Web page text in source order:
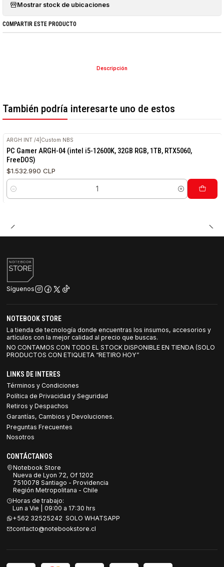
Mostrar stock de ubicaciones
COMPARTIR ESTE PRODUCTO
Descripción
También podría interesarte uno de estos
ARGH INT /4 Custom NBS
PC Gamer ARGH-04 (intel i5-12600K, 32GB RGB, 1TB, RTX5060,
FreeDOS)
$1.532.990 CLP
Cantidad
Síguenos
NOTEBOOK STORE
La tienda de tecnología donde encuentras los insumos, accesorios y
artículos con la mejor calidad al precio que buscas.
NO CONTAMOS CON TODO EL STOCK DISPONIBLE EN TIENDA (SOLO
PRODUCTOS CON ETIQUETA “RETIRO HOY”
LINKS DE INTERES
Términos y Condiciones
Política de Privacidad y Seguridad
Retiros y Despachos
Garantías, Cambios y Devoluciones.
Preguntas Frecuentes
Nosotros
CONTÁCTANOS
Notebook Store
Nueva de Lyon 72, Of 1202
7510078 Santiago - Providencia
Región Metropolitana - Chile
Horas de trabajo:
Lun a Vie | 09:00 a 17:30 hrs
+562 32525242 SOLO WHATSAPP
contacto@notebookstore.cl